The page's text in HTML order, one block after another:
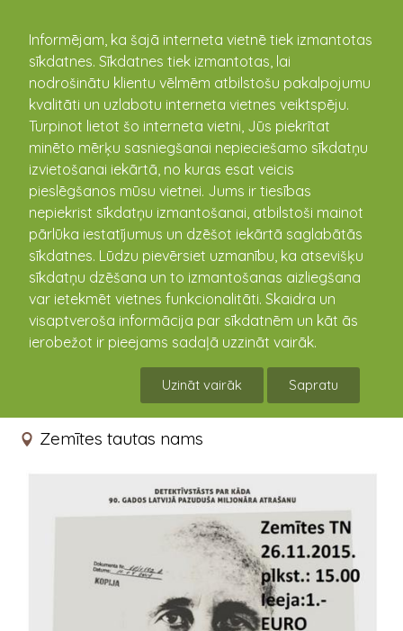
Informējam, ka šajā interneta vietnē tiek izmantotas
sīkdatnes. Sīkdatnes tiek izmantotas, lai
nodrošinātu klientu vēlmēm atbilstošu pakalpojumu
kvalitāti un uzlabotu interneta vietnes veiktspēju.
Turpinot lietot šo interneta vietni, Jūs piekrītat
minēto mērķu sasniegšanai nepieciešamo sīkdatņu
izvietošanai iekārtā, no kuras esat veicis
pieslēgšanos mūsu vietnei. Jums ir tiesības
nepiekrist sīkdatņu izmantošanai, atbilstoši mainot
pārlūka iestatījumus un dzēšot iekārtā saglabātās
sīkdatnes. Lūdzu pievērsiet uzmanību, ka atsevišķu
sīkdatņu dzēšana un to izmantošanas aizliegšana
var ietekmēt vietnes funkcionalitāti. Skaidra un
visaptveroša informācija par sīkdatnēm un kāt ās
ierobežot ir pieejams sadaļā uzzināt vairāk.
Uzināt vairāk Sapratu
kandava.lv
PASĀKUMU
KALENDĀRS
Dokumentāla filma "Mans
tēvs Banķieris"
26.11.2015 15:00 - 16:15
Zemītes tautas nams